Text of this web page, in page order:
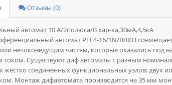
Отзывы (0)
автомат 10 А/2полюса/В хар-ка,30мА,4,5кА
автомат PFL4-16/1N/B/003
нетоковедущим частям, которые оказались под
током. Существуют диф автоматы с разным
жестко соединенных функциональных узлов:
Монтаж дифавтомата производится на 35 мм